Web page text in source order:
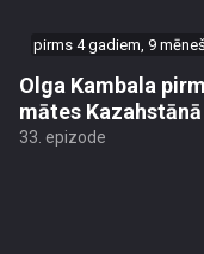
pirms 4 gadiem, 9
Olga Kambala
mātes Kazahstānā
33. epizode